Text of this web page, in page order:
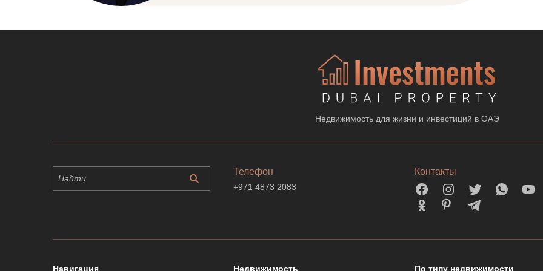
Недвижимость для жизни и инвестиций в ОАЭ
Телефон
+971 4873 2083
Контакты
Навигация Недвижимость По типу недвижимости